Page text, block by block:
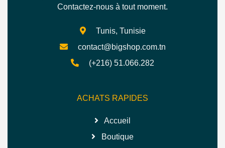
Contactez-nous à tout moment.
Tunis, Tunisie
contact@bigshop.com.tn
(+216) 51.066.282
ACHATS RAPIDES
Accueil
Boutique